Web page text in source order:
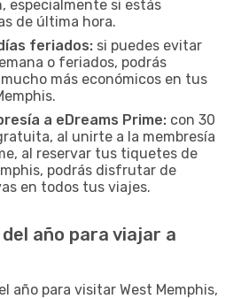
especialmente si estás
de última hora.
feriados: si puedes evitar
o feriados, podrás
más económicos en tus
a eDreams Prime: con 30
al unirte a la membresía
al reservar tus tiquetes de
podrás disfrutar de
en todos tus viajes.
año para viajar a
año para visitar West Memphis,